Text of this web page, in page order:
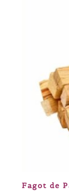
Fagot de